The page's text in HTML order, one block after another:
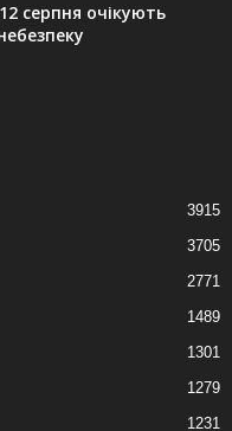
серпня очікують
3915
3705
2771
1489
1301
1279
1231